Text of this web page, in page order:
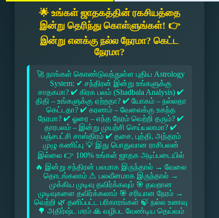
🌟 உங்கள் ஜாதகத்தின் ரகசியத்தை
இன்று தெரிந்து கொள்ளுங்கள்! 👉
இன்று எனக்கு நல்ல நேரமா? கெட்ட
நேரமா?
🚀 நாங்கள் கொண்டுவந்துள்ள புதிய Astrology
System: ✔ சந்திரன் இன்று உங்களுக்கு
சாதகமா? ✔ கிரக பலம் (Shadbala Analysis) ✔
திதி – உங்களுக்கு ஏற்றதா? ✔ யோகம் – நல்லதா
கெட்டதா? ✔ கரணம் – வேலைக்கு உகந்த
நேரமா? ✔ ஓரை – எந்த நேரம் வெற்றி தரும்? ✔
தாரபலம் – இன்று முயற்சி செய்யலாமா? ✔
பஞ்சபட்சி சாஸ்திரம் ✔ தசை, புத்தி, அந்தரம்
முழு கணிப்பு 💡 இது பொதுவான ராசிபலன்
இல்லை 👉 100% உங்கள் ஜாதக அடிப்படையில்
🔥 இன்று சந்திரன் பலமாக இருந்தால் → வேலை
தொடங்கலாம் ⚠ பலவீனமாக இருந்தால் →
முக்கிய முடிவு தவிர்க்கவும் 🎯 தவறான
முடிவுகளை தவிர்க்கலாம் 🎯 சரியான நேரம் →
வெற்றி 🌿 தனிப்பட்ட பரிகாரங்கள் 🍃 நல்ல உணவு
🌳 அதிர்ஷ்ட மரம் 🙏 வழிபட வேண்டிய தெய்வம்